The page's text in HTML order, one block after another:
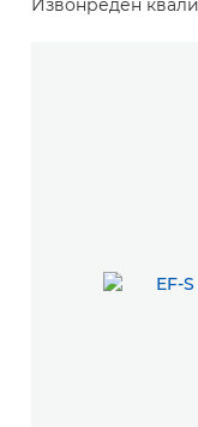
Извонреден